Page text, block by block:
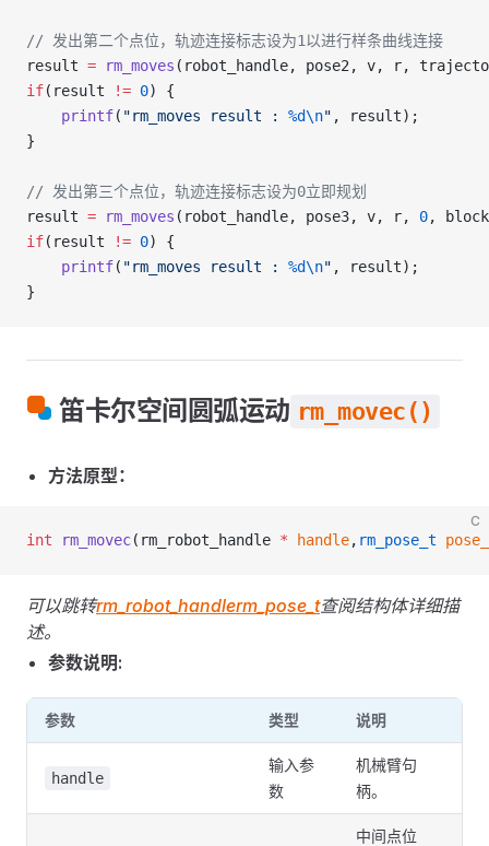
// 发出第二个点位，轨迹连接标志设为1以进行样条曲线连接
result = rm_moves (robot_handle, pose2, v, r,
if(result != 0) {
    printf
( "rm_moves result : %d\n" , result);
}
// 发出第三个点位，轨迹连接标志设为0立即规划
result = rm_moves (robot_handle, pose3, v, r, 0,
if(result != 0) {
    printf
( "rm_moves result : %d\n" , result);
}
笛卡尔空间圆弧运动 rm_movec()
方法原型：
C
int rm_movec(rm_robot_handle * handle, rm_pose_t
可以跳转rm_robot_handlerm_pose_t查阅结构体详细描
述。
参数说明:
参数 类型 说明
handle
输入参
数
机械臂句
柄。
中间点位